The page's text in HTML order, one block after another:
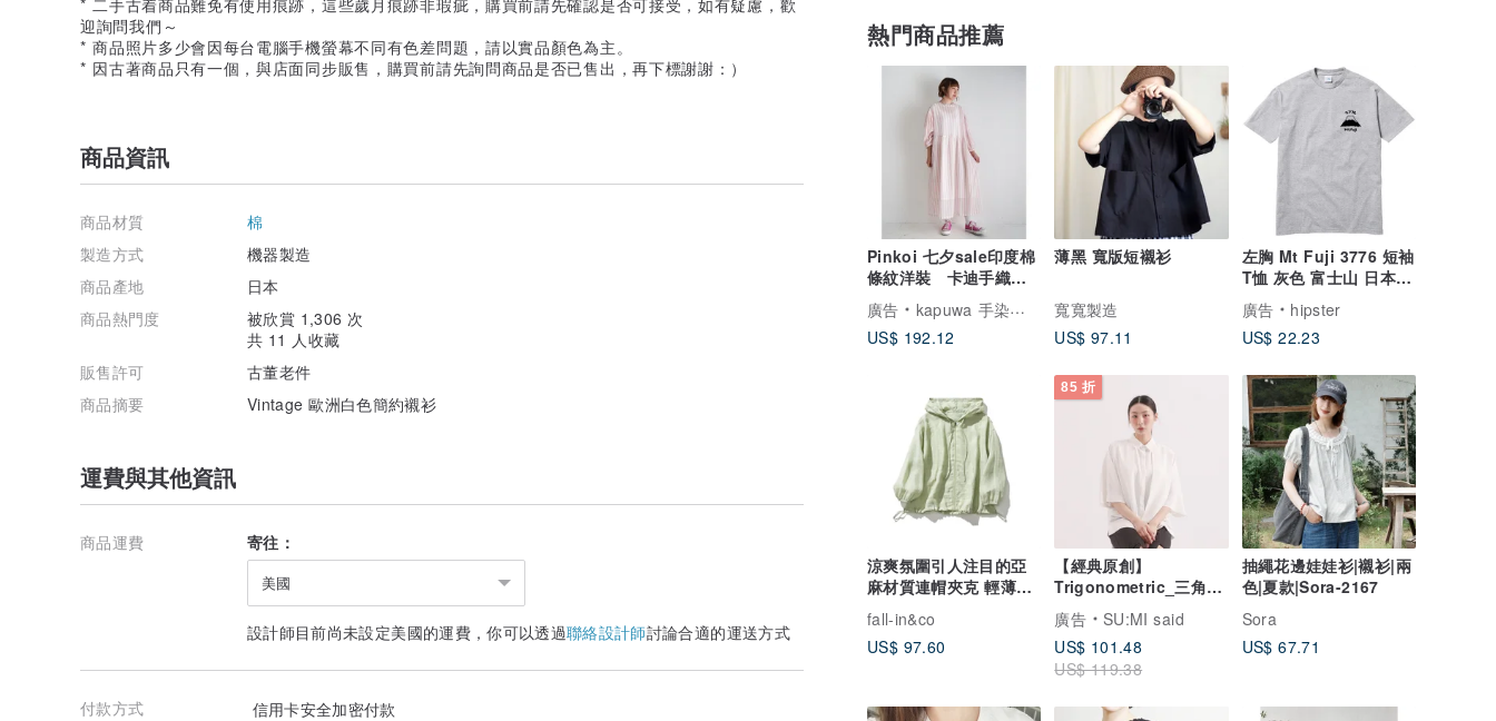
熱門商品推薦
Pinkoi 七夕sale印度棉
條紋洋裝 卡迪手織木
版印花 七分袖顯瘦連
廣告
kapuwa 手染布語
US$ 192.12
薄黑 寬版短襯衫
寬寬製造
US$ 97.11
左胸 Mt Fuji 3776 短袖
T恤 灰色 富士山 日本
雪 禮物
廣告
hipster
US$ 22.23
涼爽氛圍引人注目的亞
麻材質連帽夾克 輕薄外
套 薄荷綠 230613-4
fall-in&co
US$ 97.60
85 折
【經典原創】
Trigonometric_三角函
數小露背襯衫_CLT001_
白
廣告
SU:MI said
US$ 101.48
US$ 119.38
抽繩花邊娃娃衫|襯衫|兩
色|夏款|Sora-2167
Sora
US$ 67.71
迎詢問我們～
* 商品照片多少會因每台電腦手機螢幕不同有色差問題，請以實品顏色為主。
* 因古著商品只有一個，與店面同步販售，購買前請先詢問商品是否已售出，再下標謝謝：）
商品資訊
商品材質
棉
製造方式
機器製造
商品產地
日本
商品熱門度
被欣賞 1,306 次
共 11 人收藏
販售許可
古董老件
商品摘要
Vintage 歐洲白色簡約襯衫
運費與其他資訊
商品運費 寄往：
美國
設計師目前尚未設定美國的運費，你可以透過聯絡設計師討論合適的運送方式
付款方式
信用卡安全加密付款